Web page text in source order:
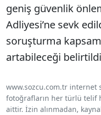
geniş güvenlik
Adliyesi’ne sevk
soruşturma
artabileceği
www.sozcu.com.tr internet
fotoğrafların her türlü telif
aittir. İzin alınmadan,